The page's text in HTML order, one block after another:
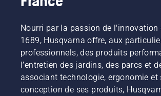
Nourri par la passion de l'innovation
1689, Husqvarna offre, aux
professionnels, des produits
l’entretien des jardins, des parcs et
associant technologie, ergonomie et
conception de ses produits,